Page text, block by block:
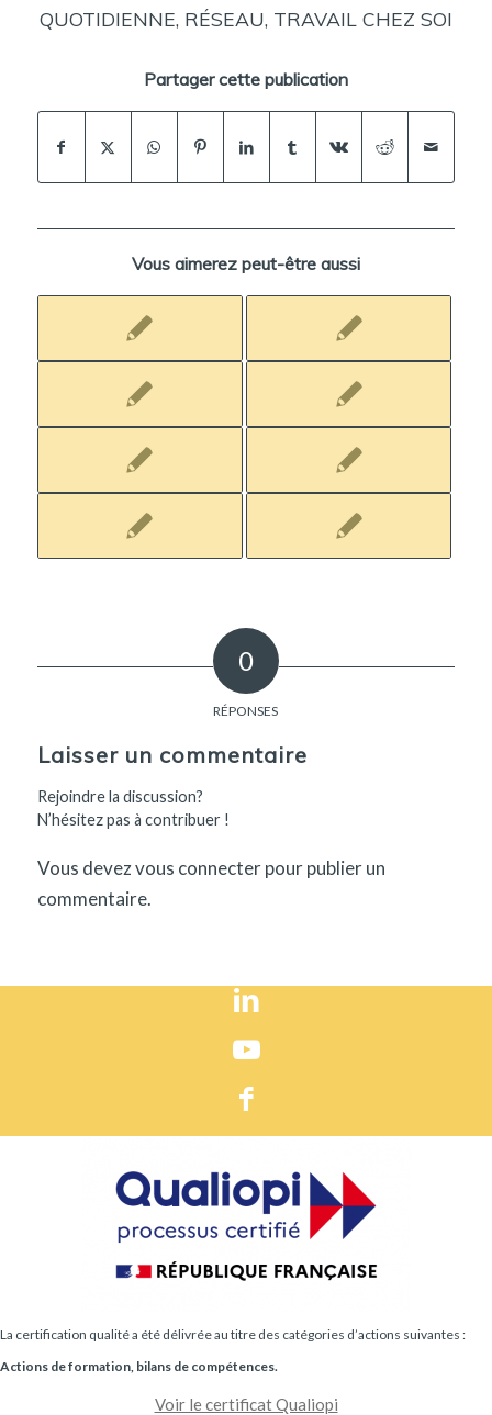
QUOTIDIENNE, RÉSEAU, TRAVAIL CHEZ SOI
Partager cette publication
Vous aimerez peut-être aussi
0
RÉPONSES
Laisser un commentaire
Rejoindre la discussion?
N’hésitez pas à contribuer !
Vous devezvous connecterpour publier un
commentaire.
La certification qualité a été délivrée au titre des catégories d’actions suivantes :
Actions de formation, bilans de compétences.
Voir le certificat Qualiopi